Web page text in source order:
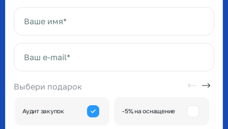
Выбери подарок
Аудит закупок -5% на оснащение